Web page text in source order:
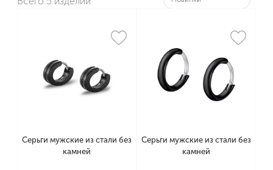
Серьги мужские из стали без
камней
Серьги мужские из стали без
камней